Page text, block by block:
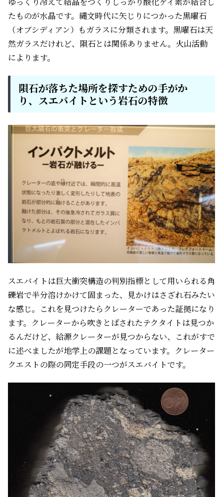
たものが水晶です。縄文時代に矢じりにつかった黒曜石
（オブシディアン）もガラスに分類されます。黒曜石は天
然ガラスだけれど、隕石とは関係ありません。火山活動
によります。
隕石が落ちた場所を探すための手がか
り、スエバイトという岩石の特徴
スエバイトは巨大衝突構造の判別指標として用いられる角
礫岩で半分溶けかけて固まった、見かけはさざれ石みたい
な感じ。これを見つけたらクレーターであった証拠になり
ます。クレーターから吹きとばされたテクタイトは見つか
るんだけど、給源クレーターが見つからない、これがすで
に述べましたが地学上の課題となっています。クレーター
クエストの際の同定手段の一つがスエバイトです。